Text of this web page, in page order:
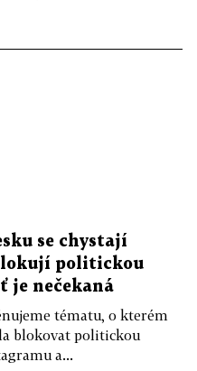
se chystají
politickou
je nečekaná
tématu, o kterém
blokovat politickou
a...